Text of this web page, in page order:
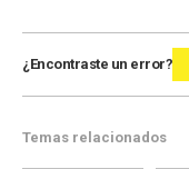
¿Encontraste un error?
Temas relacionados